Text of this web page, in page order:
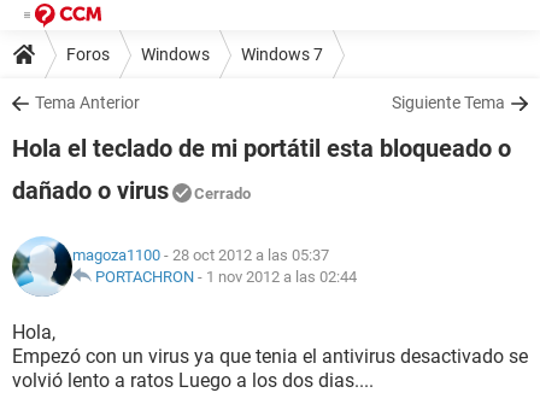
Foros Windows Windows 7
Tema Anterior Siguiente Tema
Hola el teclado de mi portátil esta bloqueado o
dañado o virus
Cerrado
magoza1100 - 28 oct 2012 a las 05:37
PORTACHRON - 1 nov 2012 a las 02:44
Hola,
Empezó con un virus ya que tenia el antivirus desactivado se
volvió lento a ratos Luego a los dos dias....